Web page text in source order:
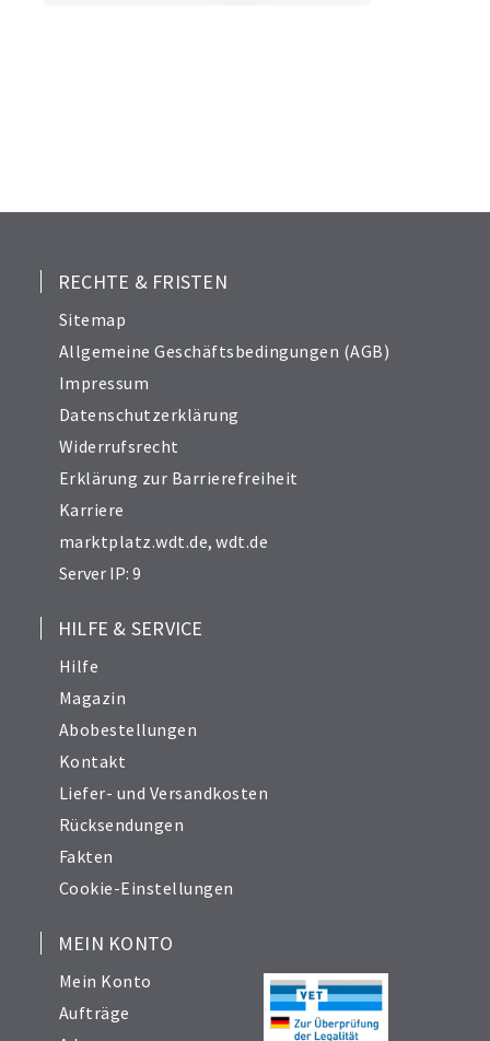
RECHTE & FRISTEN
Sitemap
Allgemeine Geschäftsbedingungen (AGB)
Impressum
Datenschutzerklärung
Widerrufsrecht
Erklärung zur Barrierefreiheit
Karriere
marktplatz.wdt.de,wdt.de
Server IP: 9
HILFE & SERVICE
Hilfe
Magazin
Abobestellungen
Kontakt
Liefer- und Versandkosten
Rücksendungen
Fakten
Cookie-Einstellungen
MEIN KONTO
Mein Konto
Aufträge